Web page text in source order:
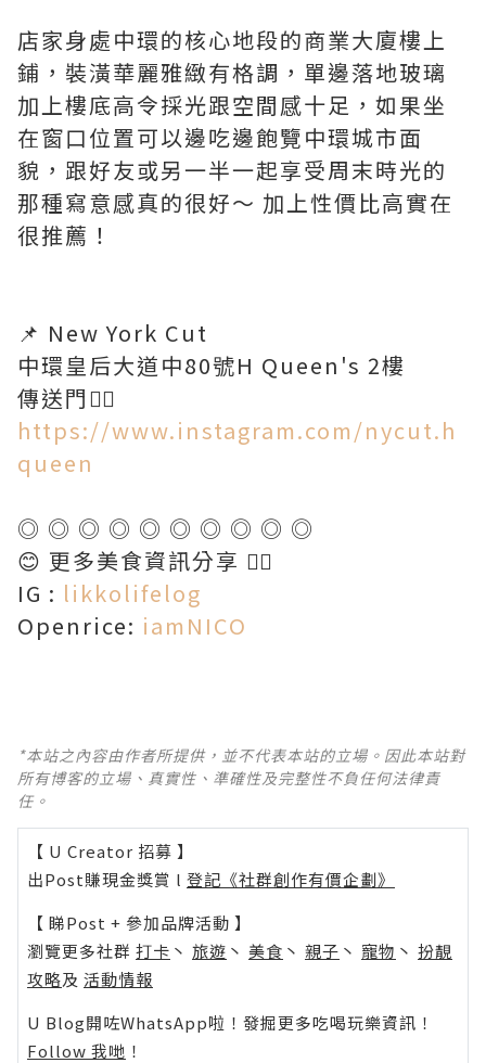
店家身處中環的核心地段的商業大廈樓上
鋪，裝潢華麗雅緻有格調，單邊落地玻璃
加上樓底高令採光跟空間感十足，如果坐
在窗口位置可以邊吃邊飽覽中環城市面
貌，跟好友或另一半一起享受周末時光的
那種寫意感真的很好～ 加上性價比高實在
很推薦！
📌 New York Cut
中環皇后大道中80號H Queen's 2樓
傳送門👉🏻
https://www.instagram.com/nycut.h
queen
◎ ◎ ◎ ◎ ◎ ◎ ◎ ◎ ◎ ◎
😊 更多美食資訊分享 👇🏻
IG : likkolifelog
Openrice: iamNICO
*本站之內容由作者所提供，並不代表本站的立場。因此本站對
所有博客的立場、真實性、準確性及完整性不負任何法律責
任。
【 U Creator 招募 】
出Post賺現金獎賞 l 登記《社群創作有價企劃》
【 睇Post + 參加品牌活動 】
瀏覽更多社群 打卡 丶 旅遊 丶 美食 丶 親子 丶 寵物 丶 扮靚
攻略及 活動情報
U Blog開咗WhatsApp啦！發掘更多吃喝玩樂資訊！
Follow 我哋 ！